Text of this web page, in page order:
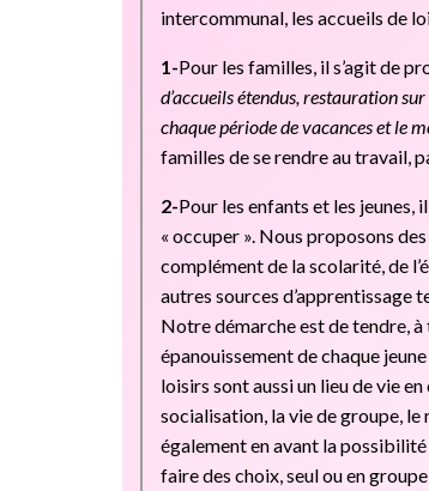
intercommunal, les accueils de
1-Pour les familles, il s’agit de
d’accueils étendus, restauration
chaque période de vacances et le
familles de se rendre au travail,
2-Pour les enfants et les jeunes,
« occuper ». Nous proposons
complément de la scolarité, de
autres sources d’apprentissage
Notre démarche est de tendre, à
épanouissement de chaque
loisirs sont aussi un lieu de vie
socialisation, la vie de groupe,
également en avant la
faire des choix, seul ou en